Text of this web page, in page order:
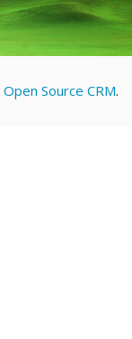
Open Source CRM.